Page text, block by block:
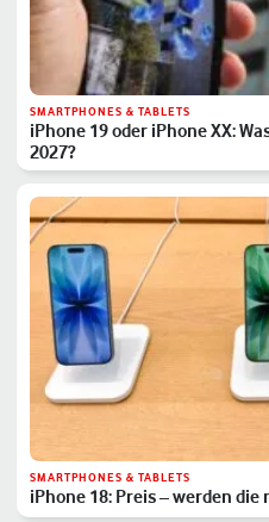
SMARTPHONES & TABLETS
iPhone 19 oder iPhone XX:
2027?
SMARTPHONES & TABLETS
iPhone 18: Preis – werden